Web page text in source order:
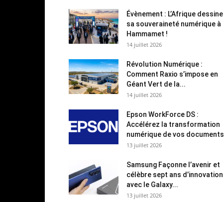
Évènement : L’Afrique dessine
sa souveraineté numérique à
Hammamet !
14 juillet 2026
Révolution Numérique :
Comment Raxio s’impose en
Géant Vert de la...
14 juillet 2026
Epson WorkForce DS :
Accélérez la transformation
numérique de vos documents
13 juillet 2026
Samsung Façonne l’avenir et
célèbre sept ans d’innovation
avec le Galaxy...
13 juillet 2026